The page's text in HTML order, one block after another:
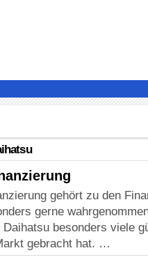
gehört zu den
gerne
besonders viele
gebracht hat. …